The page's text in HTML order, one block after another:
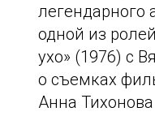
легендарного
одной из
ухо» (1976) с
о съемках
Анна